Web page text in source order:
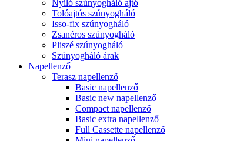
Nyíló szúnyogháló ajtó
Tolóajtós szúnyogháló
Isso-fix szúnyogháló
Zsanéros szúnyogháló
Pliszé szúnyogháló
Szúnyogháló árak
Napellenző
Terasz napellenző
Basic napellenző
Basic new napellenző
Compact napellenző
Basic extra napellenző
Full Cassette napellenző